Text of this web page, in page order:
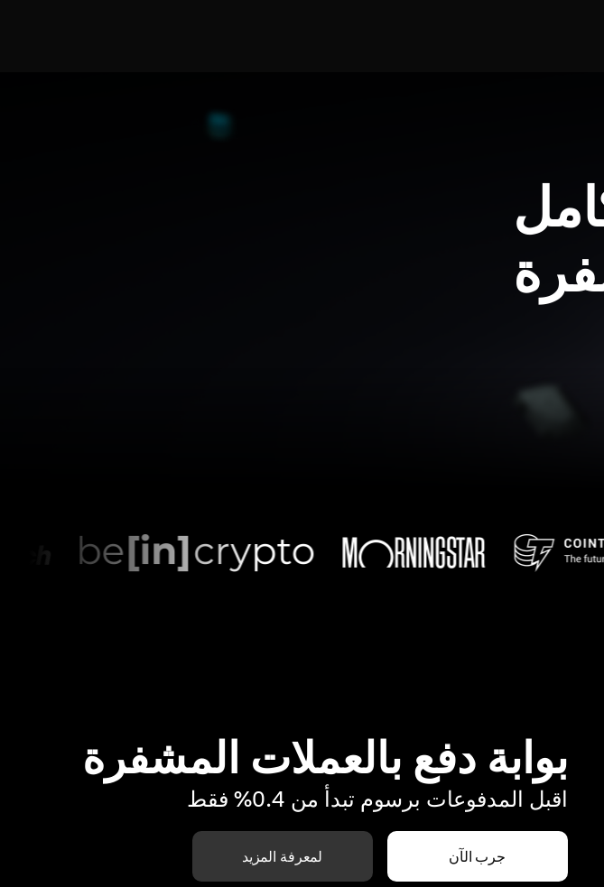
بوابة دفع بالعملات المشفرة
اقبل المدفوعات برسوم تبدأ من 0.4% فقط
جرب الآن لمعرفة المزيد